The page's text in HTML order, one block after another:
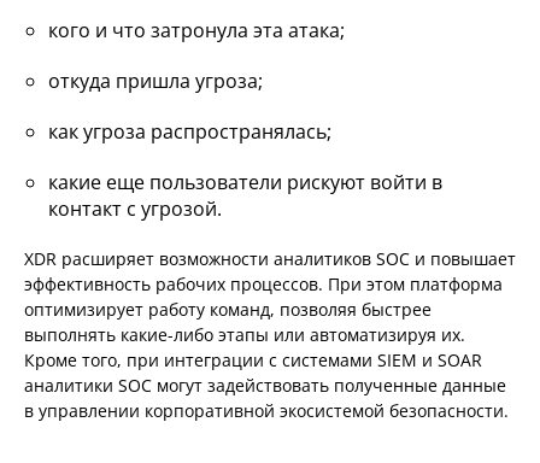
кого и что затронула эта атака;
откуда пришла угроза;
как угроза распространялась;
какие еще пользователи рискуют войти в
контакт с угрозой.
XDR расширяет возможности аналитиков SOC и повышает
эффективность рабочих процессов. При этом платформа
оптимизирует работу команд, позволяя быстрее
выполнять какие-либо этапы или автоматизируя их.
Кроме того, при интеграции с системами SIEM и SOAR
аналитики SOC могут задействовать полученные данные
в управлении корпоративной экосистемой безопасности.